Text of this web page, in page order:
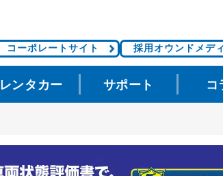
コーポレートサイト 採用オウンドメデ
レンタカー サポート コ